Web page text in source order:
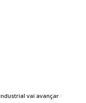
vai avançar